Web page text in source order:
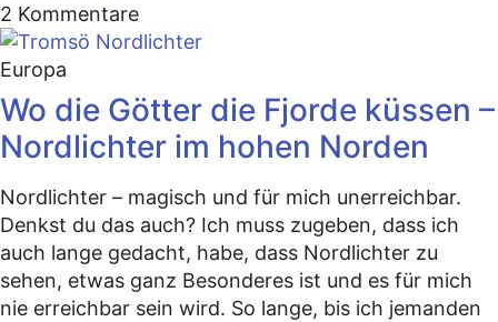
2 Kommentare
Europa
Wo die Götter die Fjorde küssen –
Nordlichter im hohen Norden
Nordlichter – magisch und für mich unerreichbar.
Denkst du das auch? Ich muss zugeben, dass ich
auch lange gedacht, habe, dass Nordlichter zu
sehen, etwas ganz Besonderes ist und es für mich
nie erreichbar sein wird. So lange, bis ich jemanden